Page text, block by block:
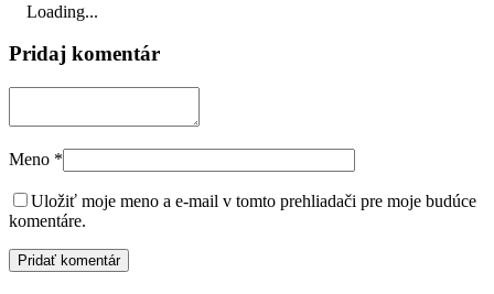
Loading...
Pridaj komentár
Meno *
Uložiť moje meno a e-mail v tomto prehliadači pre moje budúce
komentáre.